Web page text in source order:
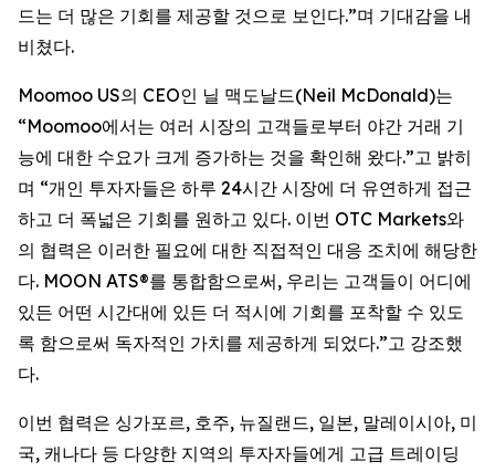
드는 더 많은 기회를 제공할 것으로 보인다.”며 기대감을 내
비쳤다.
Moomoo US의 CEO인 닐 맥도날드(Neil McDonald)는
“Moomoo에서는 여러 시장의 고객들로부터 야간 거래 기
능에 대한 수요가 크게 증가하는 것을 확인해 왔다.”고 밝히
며 “개인 투자자들은 하루 24시간 시장에 더 유연하게 접근
하고 더 폭넓은 기회를 원하고 있다. 이번 OTC Markets와
의 협력은 이러한 필요에 대한 직접적인 대응 조치에 해당한
다. MOON ATS®를 통합함으로써, 우리는 고객들이 어디에
있든 어떤 시간대에 있든 더 적시에 기회를 포착할 수 있도
록 함으로써 독자적인 가치를 제공하게 되었다.”고 강조했
다.
이번 협력은 싱가포르, 호주, 뉴질랜드, 일본, 말레이시아, 미
국, 캐나다 등 다양한 지역의 투자자들에게 고급 트레이딩